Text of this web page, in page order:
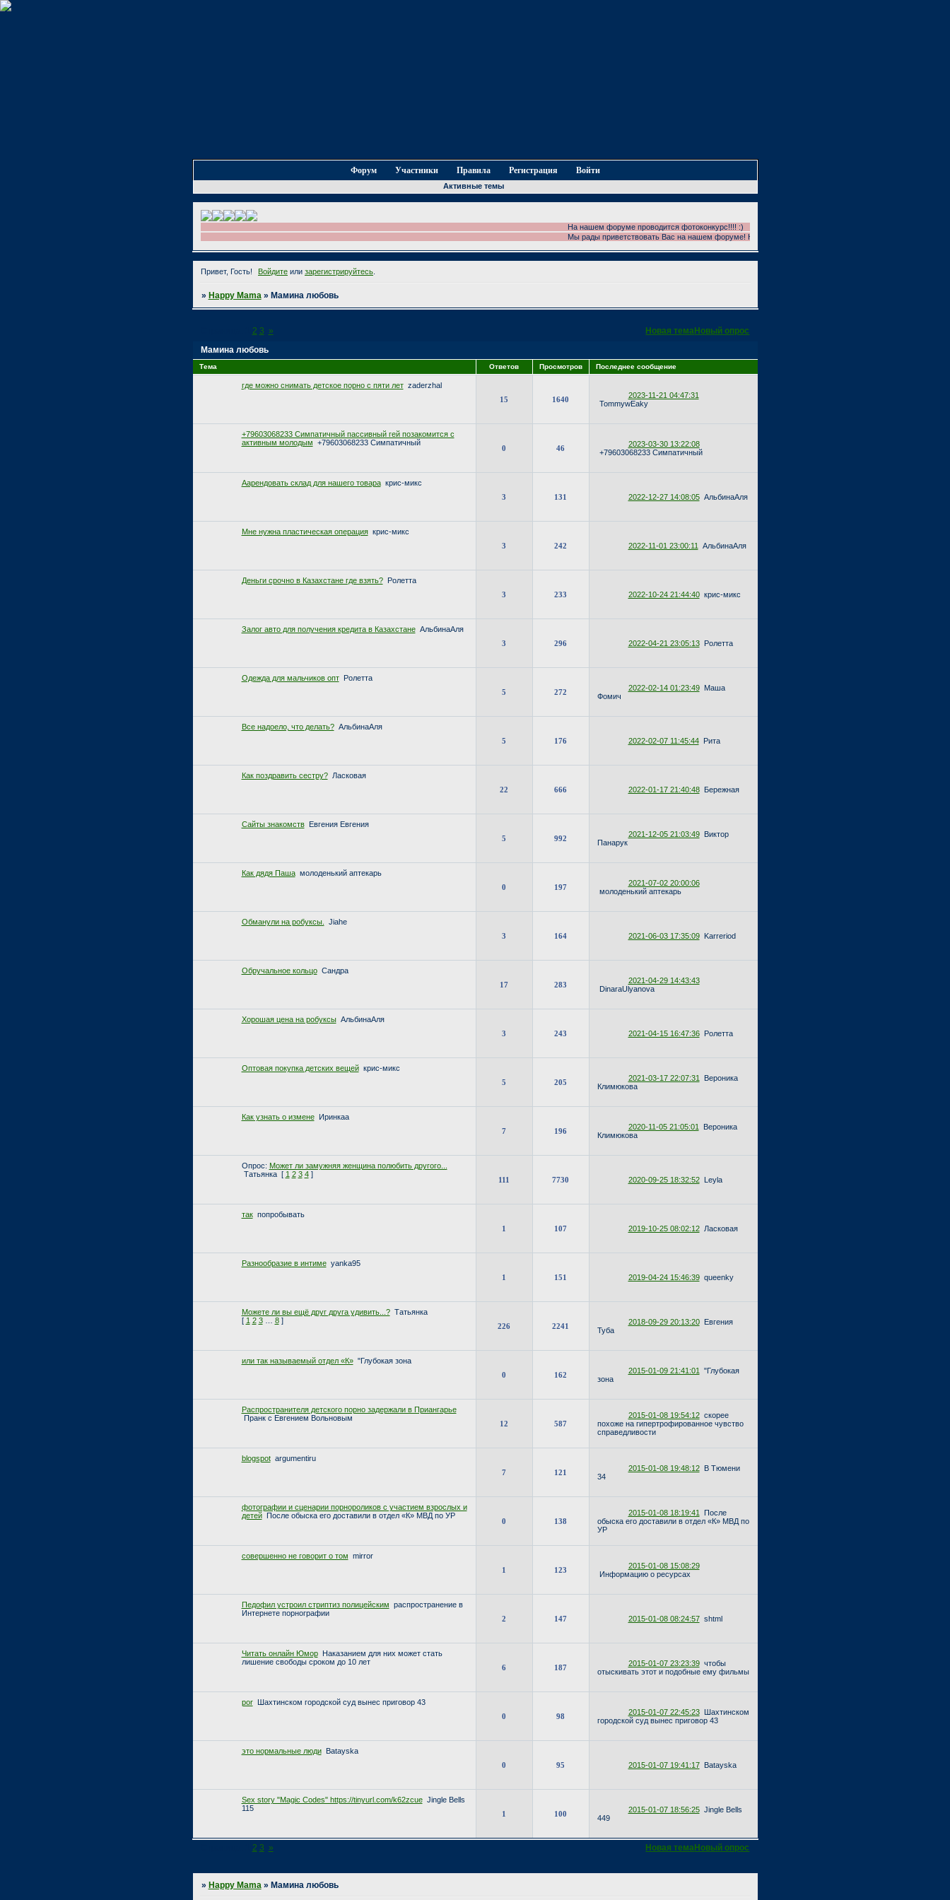
Форум Участники Правила Регистрация Войти
Активные темы
На нашем форуме проводится фотоконкурс!!!! :)
Мы рады приветствовать Вас на нашем форуме! На форуме проводятся фотоконкурсы!!!
Привет, Гость! Войдите или зарегистрируйтесь
» Happy Mama » Мамина любовь
Мамина любовь
2 3 » Новая темаНовый опрос
Тема Ответов Просмотров Последнее сообщение
где можно снимать детское порно с пяти лет zaderzhal
15
1640
2023-11-21 04:47:31
TommywEaky
+79603068233 Симпатичный пассивный гей позакомится с
активным молодым +79603068233 Симпатичный
0 46
2023-03-30 13:22:08
+79603068233 Симпатичный
Аарендовать склад для нашего товара крис-микс
3
131 2022-12-27 14:08:05 АльбинаАля
Мне нужна пластическая операция крис-микс
3
242 2022-11-01 23:00:11 АльбинаАля
Деньги срочно в Казахстане где взять?
Ролетта
3
233 2022-10-24 21:44:40 крис-микс
Залог авто для получения кредита в Казахстане АльбинаАля
3
296 2022-04-21 23:05:13 Ролетта
Одежда для мальчиков опт
Ролетта
5
272 2022-02-14 01:23:49
Маша
Фомич
Все надоело, что делать? АльбинаАля
5
176 2022-02-07 11:45:44 Рита
Как поздравить сестру?
Ласковая
22
666 2022-01-17 21:40:48 Бережная
Сайты знакомств
Евгения Евгения
5
992 2021-12-05 21:03:49
Виктор
Панарук
Как дядя Паша молоденький аптекарь
0
197
2021-07-02 20:00:06
молоденький аптекарь
Обманули на робуксы.
Jiahe
3
164 2021-06-03 17:35:09 Karreriod
Обручальное кольцо Сандра
17
283
2021-04-29 14:43:43
DinaraUlyanova
Хорошая цена на робуксы АльбинаАля
3
243 2021-04-15 16:47:36 Ролетта
Оптовая покупка детских вещей крис-микс
5
205 2021-03-17 22:07:31
Вероника
Климюкова
Как узнать о измене
Иринкаа
7
196 2020-11-05 21:05:01
Вероника
Климюкова
Опрос: Может ли замужняя женщина полюбить другого...
Татьянка [ 1 2 3 4 ]
111 7730 2020-09-25 18:32:52 Leyla
так попробывать
1
107 2019-10-25 08:02:12 Ласковая
Разнообразие в интиме yanka95
1
151 2019-04-24 15:46:39 queenky
Можете ли вы ещё друг друга удивить...? Татьянка
[ 1 2 3 8 ]
226 2241 2018-09-29 20:13:20
Евгения
Туба
или так называемый отдел «К» "Глубокая зона
0
162 2015-01-09 21:41:01
"Глубокая
зона
Распространителя детского порно задержали в Приангарье
Пранк с Евгением Вольновым
12 587
2015-01-08 19:54:12 скорее
похоже на гипертрофированное чувство
справедливости
blogspot argumentiru
7
121 2015-01-08 19:48:12
В Тюмени
34
фотографии и сценарии порнороликов с участием взрослых и
детей После обыска его доставили в отдел «К» МВД по УР
0 138
2015-01-08 18:19:41
После
обыска его доставили в отдел «К» МВД по
УР
совершенно не говорит о том mirror
1
123
2015-01-08 15:08:29
Информацию о ресурсах
Педофил устроил стриптиз полицейским распространение в
Интернете порнографии
2 147 2015-01-08 08:24:57 shtml
Читать онлайн Юмор
Наказанием для них может стать
лишение свободы сроком до 10 лет
6 187 2015-01-07 23:23:39 чтобы
отыскивать этот и подобные ему фильмы
por
Шахтинском городской суд вынес приговор 43
0
98 2015-01-07 22:45:23
Шахтинском
городской суд вынес приговор 43
это нормальные люди
Batayska
0
95 2015-01-07 19:41:17 Batayska
Sex story "Magic Codes" https://tinyurl.com/k62zcue Jingle Bells
115
1 100 2015-01-07 18:56:25 Jingle Bells
449
Новая темаНовый опрос
2 3 »
» Happy Mama » Мамина любовь